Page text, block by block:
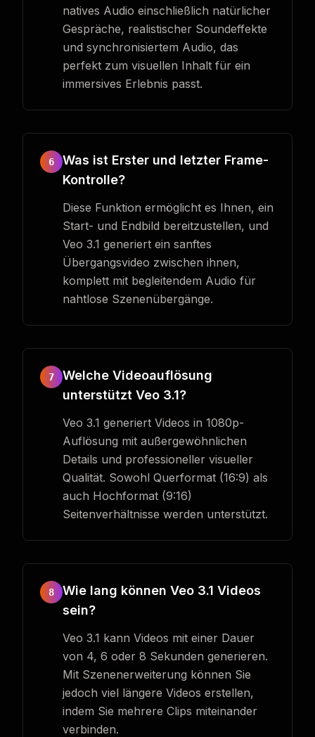
natives Audio einschließlich natürlicher
Gespräche, realistischer Soundeffekte
und synchronisiertem Audio, das
perfekt zum visuellen Inhalt für ein
immersives Erlebnis passt.
6
Was ist Erster und letzter Frame-
Kontrolle?
Diese Funktion ermöglicht es Ihnen, ein
Start- und Endbild bereitzustellen, und
Veo 3.1 generiert ein sanftes
Übergangsvideo zwischen ihnen,
komplett mit begleitendem Audio für
nahtlose Szenenübergänge.
7
Welche Videoauflösung
unterstützt Veo 3.1?
Veo 3.1 generiert Videos in 1080p-
Auflösung mit außergewöhnlichen
Details und professioneller visueller
Qualität. Sowohl Querformat (16:9) als
auch Hochformat (9:16)
Seitenverhältnisse werden unterstützt.
8
Wie lang können Veo 3.1 Videos
sein?
Veo 3.1 kann Videos mit einer Dauer
von 4, 6 oder 8 Sekunden generieren.
Mit Szenenerweiterung können Sie
jedoch viel längere Videos erstellen,
indem Sie mehrere Clips miteinander
verbinden.